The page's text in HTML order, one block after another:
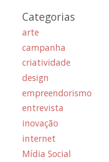
Categorias
arte
campanha
criatividade
design
empreendorismo
entrevista
inovação
internet
Mídia Social